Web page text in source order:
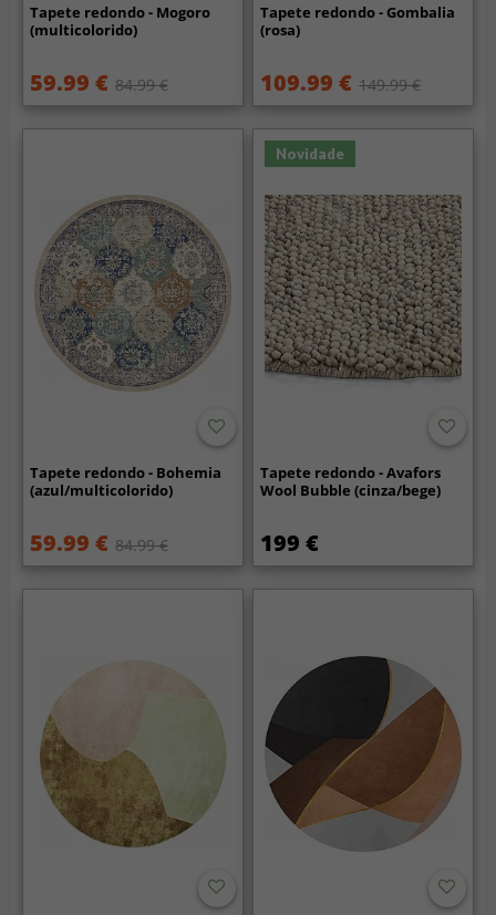
Tapete redondo - Mogoro
(multicolorido)
59.99 € 84.99 €
Tapete redondo - Gombalia
(rosa)
109.99 € 149.99 €
Tapete redondo - Bohemia
(azul/multicolorido)
59.99 € 84.99 €
Novidade
Tapete redondo - Avafors
Wool Bubble (cinza/bege)
199 €